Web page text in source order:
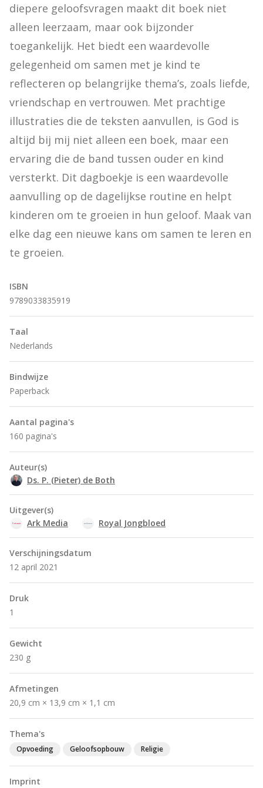
diepere geloofsvragen maakt dit boek niet
alleen leerzaam, maar ook bijzonder
toegankelijk. Het biedt een waardevolle
gelegenheid om samen met je kind te
reflecteren op belangrijke thema’s, zoals liefde,
vriendschap en vertrouwen. Met prachtige
illustraties die de teksten aanvullen, is God is
altijd bij mij niet alleen een boek, maar een
ervaring die de band tussen ouder en kind
versterkt. Dit dagboekje is een waardevolle
aanvulling op de dagelijkse routine en helpt
kinderen om te groeien in hun geloof. Maak van
elke dag een nieuwe kans om samen te leren en
te groeien.
ISBN
9789033835919
Taal
Nederlands
Bindwijze
Paperback
Aantal pagina's
160 pagina's
Auteur(s)
Ds. P. (Pieter) de Both
Uitgever(s)
Ark Media
Royal Jongbloed
Verschijningsdatum
12 april 2021
Druk
1
Gewicht
230 g
Afmetingen
20,9 cm × 13,9 cm × 1,1 cm
Thema's
Opvoeding Geloofsopbouw Religie
Imprint